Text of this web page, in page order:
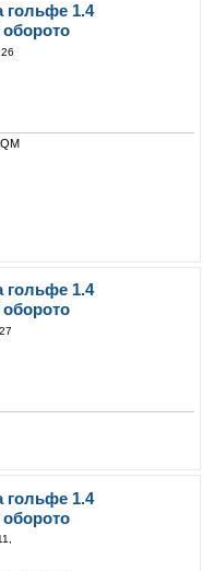
гольфе 1.4
оборото
гольфе 1.4
оборото
гольфе 1.4
оборото